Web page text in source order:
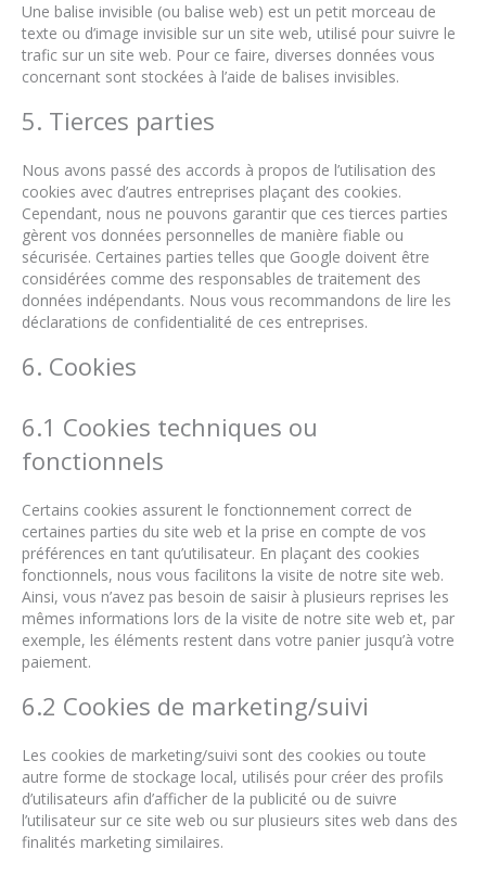
Une balise invisible (ou balise web) est un petit morceau de
texte ou d’image invisible sur un site web, utilisé pour suivre le
trafic sur un site web. Pour ce faire, diverses données vous
concernant sont stockées à l’aide de balises invisibles.
5. Tierces parties
Nous avons passé des accords à propos de l’utilisation des
cookies avec d’autres entreprises plaçant des cookies.
Cependant, nous ne pouvons garantir que ces tierces parties
gèrent vos données personnelles de manière fiable ou
sécurisée. Certaines parties telles que Google doivent être
considérées comme des responsables de traitement des
données indépendants. Nous vous recommandons de lire les
déclarations de confidentialité de ces entreprises.
6. Cookies
6.1 Cookies techniques ou
fonctionnels
Certains cookies assurent le fonctionnement correct de
certaines parties du site web et la prise en compte de vos
préférences en tant qu’utilisateur. En plaçant des cookies
fonctionnels, nous vous facilitons la visite de notre site web.
Ainsi, vous n’avez pas besoin de saisir à plusieurs reprises les
mêmes informations lors de la visite de notre site web et, par
exemple, les éléments restent dans votre panier jusqu’à votre
paiement.
6.2 Cookies de marketing/suivi
Les cookies de marketing/suivi sont des cookies ou toute
autre forme de stockage local, utilisés pour créer des profils
d’utilisateurs afin d’afficher de la publicité ou de suivre
l’utilisateur sur ce site web ou sur plusieurs sites web dans des
finalités marketing similaires.